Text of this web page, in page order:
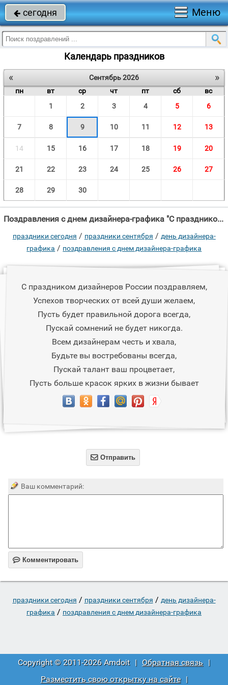
 сегодня Меню
Календарь праздников
« »
Сентябрь 2026
пн
вт ср чт пт сб
вс
1
2 3 4 5 6
7 8 9 10 11 12 13
14 15 16 17 18 19 20
21 22 23 24 25 26 27
28 29 30
Поздравления с днем дизайнера-графика "С праздником дизайнеров России поздравляем, Успехов творческих от всей души"
праздники сегодня / праздники сентября / день дизайнера-
графика / поздравления с днем дизайнера-графика
С праздником дизайнеров России поздравляем,
Успехов творческих от всей души желаем,
Пусть будет правильной дорога всегда,
Пускай сомнений не будет никогда.
Всем дизайнерам честь и хвала,
Будьте вы востребованы всегда,
Пускай талант ваш процветает,
Пусть больше красок ярких в жизни бывает
 Отправить
Ваш комментарий:
 Комментировать
праздники сегодня / праздники сентября / день дизайнера-
графика / поздравления с днем дизайнера-графика
Copyright © 2011-2026 Amdoit | Обратная связь |
Разместить свою открытку на сайте
|